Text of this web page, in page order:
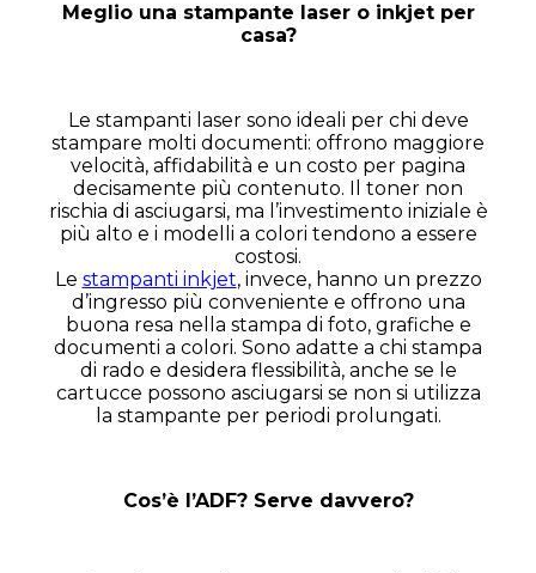
Meglio una stampante laser o inkjet per
casa?
Le stampanti laser sono ideali per chi deve
stampare molti documenti: offrono maggiore
velocità, affidabilità e un costo per pagina
decisamente più contenuto. Il toner non
rischia di asciugarsi, ma l’investimento iniziale è
più alto e i modelli a colori tendono a essere
costosi.
Le stampanti inkjet, invece, hanno un prezzo
d’ingresso più conveniente e offrono una
buona resa nella stampa di foto, grafiche e
documenti a colori. Sono adatte a chi stampa
di rado e desidera flessibilità, anche se le
cartucce possono asciugarsi se non si utilizza
la stampante per periodi prolungati.
Cos’è l’ADF? Serve davvero?